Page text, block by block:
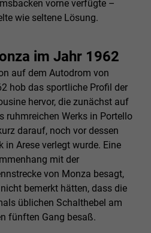
vorne verfügte –
wie seltene Lösung.
im Jahr 1962
auf dem Autodrom von
hob das sportliche Profil der
hervor, die zunächst auf
ruhmreichen Werks in Portello
darauf, noch vor dessen
in Arese verlegt wurde. Eine
mit der
von Monza besagt,
bemerkt hätten, dass die
üblichen Schalthebel am
fünften Gang besaß.